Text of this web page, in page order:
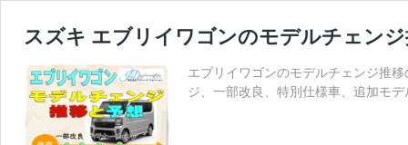
スズキ エブリイワゴンのモデルチェン
エブリイワゴンのモデルチェンジ推
ジ、一部改良、特別仕様車、追加モ